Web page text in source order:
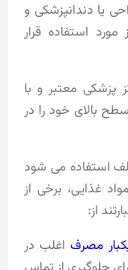
یا دندانپزشکی و
استفاده قرار
پزشکی معتبر و با
بالای خود را در
استفاده می شود
غذایی، برخی از
از:
مصرفاغلب در